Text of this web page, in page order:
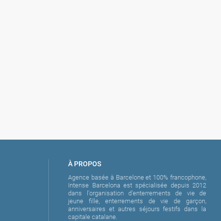
À PROPOS
Agence basée à Barcelone et 100% francophone,
Intense Barcelona est spécialisée depuis 2012
dans l'organisation d'enterrements de vie de
jeune fille, enterrements de vie de garçon,
anniversaires et autres séjours festifs dans la
capitale catalane.